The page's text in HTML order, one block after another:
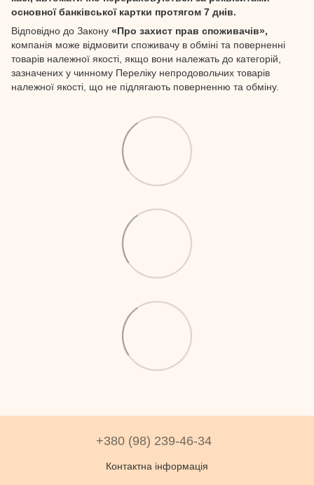
основної банківської картки протягом 7 днів.
Відповідно до Закону «Про захист прав споживачів»,
компанія може відмовити споживачу в обміні та поверненні
товарів належної якості, якщо вони належать до категорій,
зазначених у чинному Переліку непродовольчих товарів
належної якості, що не підлягають поверненню та обміну.
+380 (98) 239-46-34
Контактна інформація